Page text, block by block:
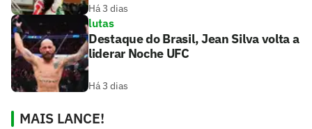
Há 3 dias
lutas
Destaque do Brasil, Jean Silva volta a
liderar Noche UFC
Há 3 dias
MAIS LANCE!